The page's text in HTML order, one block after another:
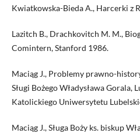
Kwiatkowska-Bieda A., Harcerki z
Lazitch B., Drachkovitch M. M.,
Comintern, Stanford 1986.
Maciąg J., Problemy prawno-
Sługi Bożego Władysława
Katolickiego Uniwersytetu
Maciąg J., Sługa Boży ks. biskup